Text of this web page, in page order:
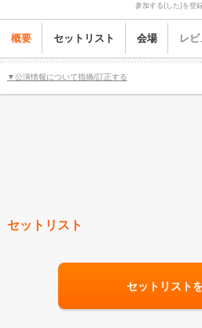
参加する(した)を登
概要 セットリスト 会場 レビ
▼公演情報について指摘/訂正する
セットリスト
セットリスト